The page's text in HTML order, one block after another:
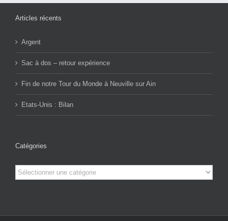
Articles récents
Argent
Sac à dos – retour expérience
Fin de notre Tour du Monde à Neuville sur Ain
Etats-Unis : Bilan
Catégories
Catégories